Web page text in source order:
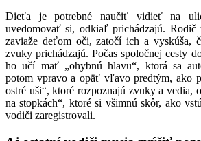
Dieťa je potrebné naučiť vidieť na
uvedomovať si, odkiaľ prichádzajú.
zaviaže deťom oči, zatočí ich a vyskúša,
zvuky prichádzajú. Počas spoločnej cesty
ho učí mať „ohybnú hlavu“, ktorá sa
potom vpravo a opäť vľavo predtým, ako
ostré uši“, ktoré rozpoznajú zvuky a vedia,
na stopkách“, ktoré si všimnú skôr, ako
vodiči zaregistrovali.